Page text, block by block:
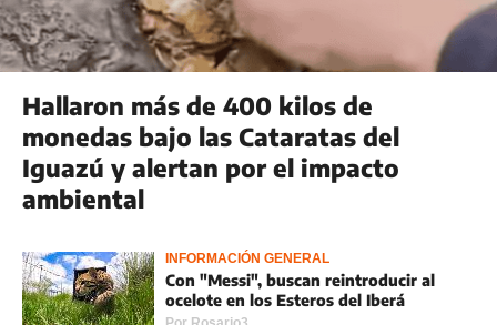
Hallaron más de 400 kilos de
monedas bajo las Cataratas del
Iguazú y alertan por el impacto
ambiental
INFORMACIÓN GENERAL
Con "Messi", buscan reintroducir al
ocelote en los Esteros del Iberá